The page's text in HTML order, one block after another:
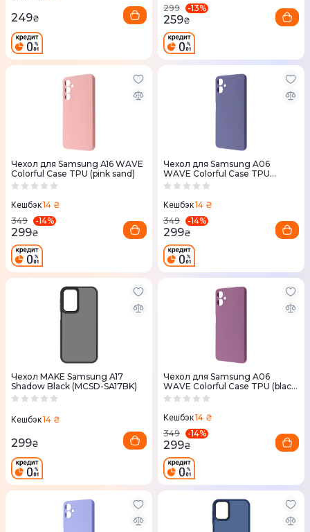
249₴
299
-13%
259₴
Чехол для Samsung A16 WAVE
Colorful Case TPU (pink sand)
Кешбэк14 ₴
349
-14%
299₴
Чехол для Samsung A06
WAVE Colorful Case TPU
(lavender gray)
Кешбэк14 ₴
349
-14%
299₴
Чехол MAKE Samsung A17
Shadow Black (MCSD-SA17BK)
Кешбэк14 ₴
299₴
Чехол для Samsung A06
WAVE Colorful Case TPU (black
currant)
Кешбэк14 ₴
349
-14%
299₴